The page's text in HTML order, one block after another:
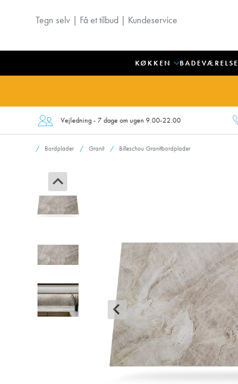
Tegn selv | Få et tilbud | Kundeservice
KØKKEN BADEVÆRELSE
Vejledning - 7 dage om ugen 9.00-22.00
Bordplader Granit Billeschou Granitbordplader